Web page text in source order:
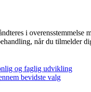
i overensstemmelse
når du tilmelder
og faglig udvikling
bevidste valg